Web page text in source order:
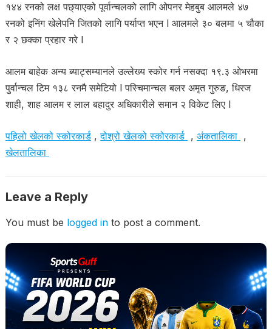
१४४ रनको लक्ष पछ्याएको पूर्वान्चलको लागि ओपनर मेहबुब आलमले ४७
रनको इनिंग खेलेपनि जितको लागि पर्याप्त भएन l आलमले ३० बलमा ५ चौका
र २ छक्का प्रहार गरे l
आलम बाहेक अन्य ब्याट्सम्यानले उल्लेख्य स्कोर गर्न नसक्दा १९.३ ओभरमा
पुर्वान्चल टिम १३८ रनमै समेटियो l पस्चिमान्चल बलर अमृत गुरुङ, धिरज
शाही, शाह आलम र लाल बहादुर अधिकारीले समान २ विकेट लिए l
पहिलो खेलको स्कोरकार्ड,दोश्रो खेलको स्कोरकार्ड , अंकतालिका ,
खेलतालिका
Leave a Reply
You must be logged into post a comment.